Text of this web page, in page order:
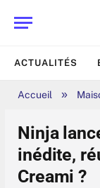
ACTUALITÉS
Accueil »
Ninja
inédite,
Creami ?